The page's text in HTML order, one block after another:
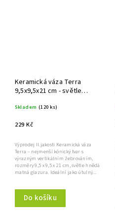
Keramická váza Terra
9,5x9,5x21 cm - světle
Skladem (120 ks)
229 Kč
Do košíku
Výprodej II.jakosti Keramická váza
Terra – nejmenší kónický tvar s
výrazným vertikálním žebrováním,
rozměry 9,5 x 9,5 x 21 cm, světle hnědá
matná glazura. Ideální jako útulný...